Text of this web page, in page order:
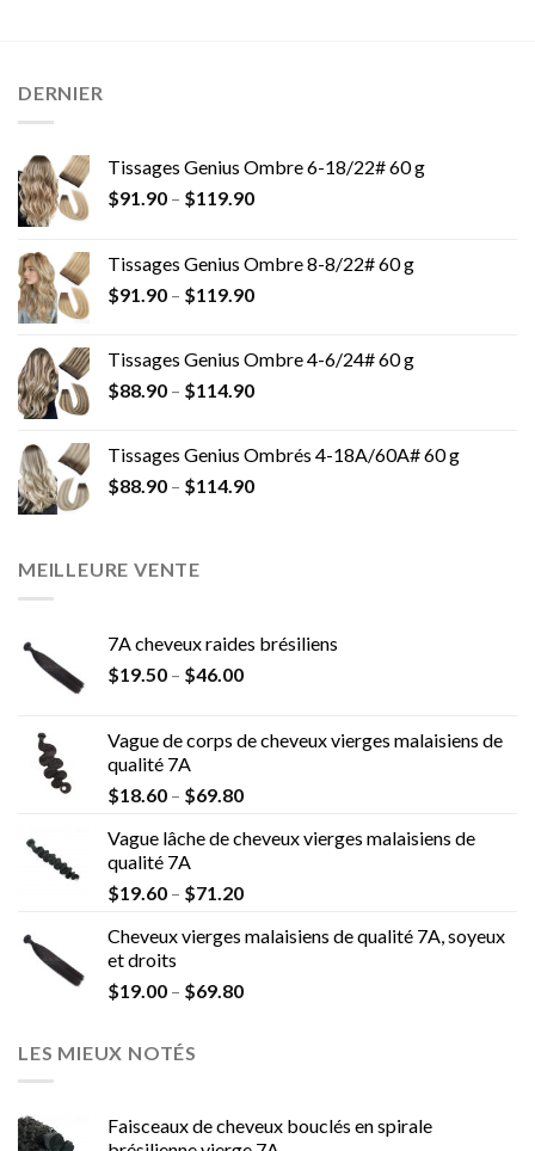
DERNIER
Tissages Genius Ombre 6-18/22# 60 g
$91.90 – $119.90
Tissages Genius Ombre 8-8/22# 60 g
$91.90 – $119.90
Tissages Genius Ombre 4-6/24# 60 g
$88.90 – $114.90
Tissages Genius Ombrés 4-18A/60A# 60 g
$88.90 – $114.90
MEILLEURE VENTE
7A cheveux raides brésiliens
$19.50 – $46.00
Vague de corps de cheveux vierges malaisiens de
qualité 7A
$18.60 – $69.80
Vague lâche de cheveux vierges malaisiens de
qualité 7A
$19.60 – $71.20
Cheveux vierges malaisiens de qualité 7A, soyeux
et droits
$19.00 – $69.80
LES MIEUX NOTÉS
Faisceaux de cheveux bouclés en spirale